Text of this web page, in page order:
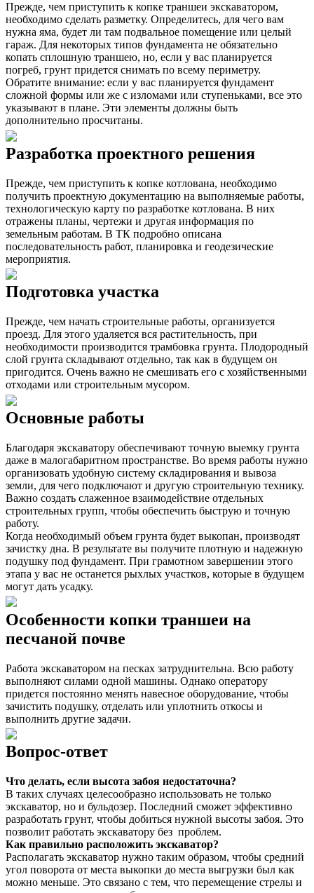
Прежде, чем приступить к копке траншеи экскаватором,
необходимо сделать разметку. Определитесь, для чего вам
нужна яма, будет ли там подвальное помещение или целый
гараж. Для некоторых типов фундамента не обязательно
копать сплошную траншею, но, если у вас планируется
погреб, грунт придется снимать по всему периметру.
Обратите внимание: если у вас планируется фундамент
сложной формы или же с изломами или ступеньками, все это
указывают в плане. Эти элементы должны быть
дополнительно просчитаны.
Разработка проектного решения
Прежде, чем приступить к копке котлована, необходимо
получить проектную документацию на выполняемые работы,
технологическую карту по разработке котлована. В них
отражены планы, чертежи и другая информация по
земельным работам. В ТК подробно описана
последовательность работ, планировка и геодезические
мероприятия.
Подготовка участка
Прежде, чем начать строительные работы, организуется
проезд. Для этого удаляется вся растительность, при
необходимости производится трамбовка грунта. Плодородный
слой грунта складывают отдельно, так как в будущем он
пригодится. Очень важно не смешивать его с хозяйственными
отходами или строительным мусором.
Основные работы
Благодаря экскаватору обеспечивают точную выемку грунта
даже в малогабаритном пространстве. Во время работы нужно
организовать удобную систему складирования и вывоза
земли, для чего подключают и другую строительную технику.
Важно создать слаженное взаимодействие отдельных
строительных групп, чтобы обеспечить быструю и точную
работу.
Когда необходимый объем грунта будет выкопан, производят
зачистку дна. В результате вы получите плотную и надежную
подушку под фундамент. При грамотном завершении этого
этапа у вас не останется рыхлых участков, которые в будущем
могут дать усадку.
Особенности копки траншеи на
песчаной почве
Работа экскаватором на песках затруднительна. Всю работу
выполняют силами одной машины. Однако оператору
придется постоянно менять навесное оборудование, чтобы
зачистить подушку, отделать или уплотнить откосы и
выполнить другие задачи.
Вопрос-ответ
Что делать, если высота забоя недостаточна?
В таких случаях целесообразно использовать не только
экскаватор, но и бульдозер. Последний сможет эффективно
разработать грунт, чтобы добиться нужной высоты забоя. Это
позволит работать экскаватору без проблем.
Как правильно расположить экскаватор?
Располагать экскаватор нужно таким образом, чтобы средний
угол поворота от места выкопки до места выгрузки был как
можно меньше. Это связано с тем, что перемещение стрелы и